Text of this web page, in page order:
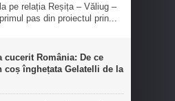
pe relația Reșița – Văliug –
pas din proiectul prin...
cucerit România: De ce
coș înghețata Gelatelli de la